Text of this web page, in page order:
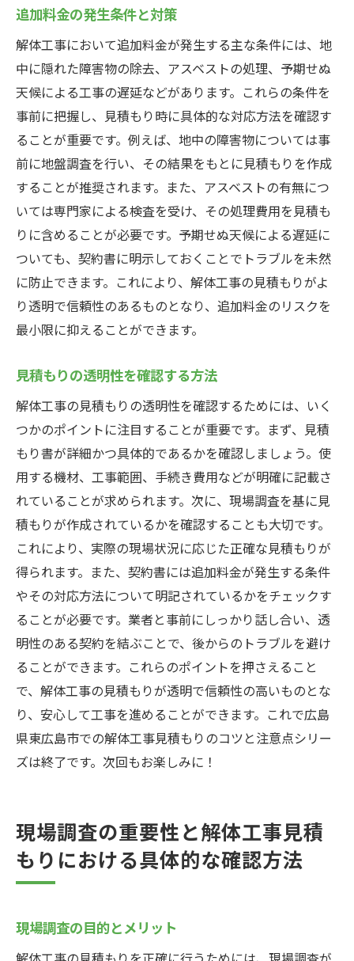
追加料金の発生条件と対策
解体工事において追加料金が発生する主な条件には、地
中に隠れた障害物の除去、アスベストの処理、予期せぬ
天候による工事の遅延などがあります。これらの条件を
事前に把握し、見積もり時に具体的な対応方法を確認す
ることが重要です。例えば、地中の障害物については事
前に地盤調査を行い、その結果をもとに見積もりを作成
することが推奨されます。また、アスベストの有無につ
いては専門家による検査を受け、その処理費用を見積も
りに含めることが必要です。予期せぬ天候による遅延に
ついても、契約書に明示しておくことでトラブルを未然
に防止できます。これにより、解体工事の見積もりがよ
り透明で信頼性のあるものとなり、追加料金のリスクを
最小限に抑えることができます。
見積もりの透明性を確認する方法
解体工事の見積もりの透明性を確認するためには、いく
つかのポイントに注目することが重要です。まず、見積
もり書が詳細かつ具体的であるかを確認しましょう。使
用する機材、工事範囲、手続き費用などが明確に記載さ
れていることが求められます。次に、現場調査を基に見
積もりが作成されているかを確認することも大切です。
これにより、実際の現場状況に応じた正確な見積もりが
得られます。また、契約書には追加料金が発生する条件
やその対応方法について明記されているかをチェックす
ることが必要です。業者と事前にしっかり話し合い、透
明性のある契約を結ぶことで、後からのトラブルを避け
ることができます。これらのポイントを押さえること
で、解体工事の見積もりが透明で信頼性の高いものとな
り、安心して工事を進めることができます。これで広島
県東広島市での解体工事見積もりのコツと注意点シリー
ズは終了です。次回もお楽しみに！
現場調査の重要性と解体工事見積
もりにおける具体的な確認方法
現場調査の目的とメリット